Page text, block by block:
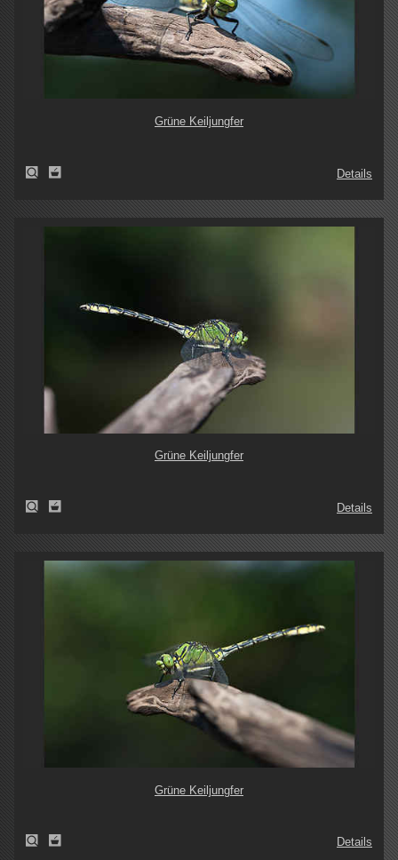
Grüne Keiljungfer
Details
Grüne Keiljungfer
Details
Grüne Keiljungfer
Details